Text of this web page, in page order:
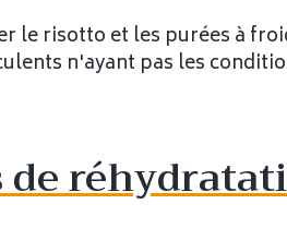
le risotto et les purées à
n'ayant pas les
de